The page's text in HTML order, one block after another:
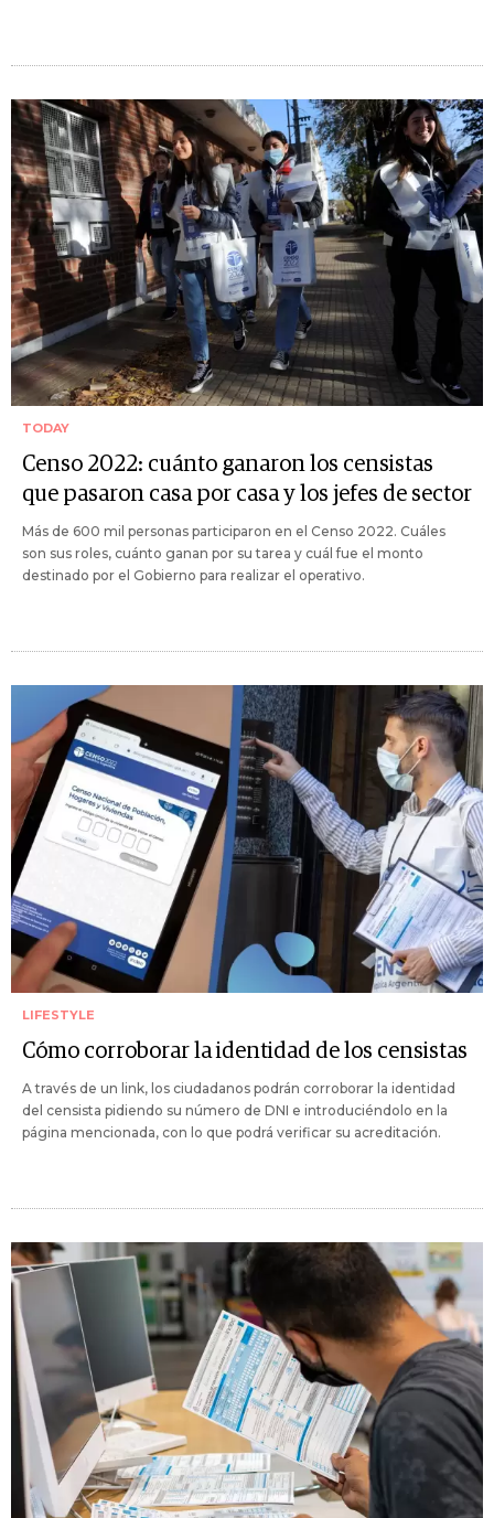
TODAY
Censo 2022: cuánto ganaron los censistas
que pasaron casa por casa y los jefes de sector
Más de 600 mil personas participaron en el Censo 2022. Cuáles
son sus roles, cuánto ganan por su tarea y cuál fue el monto
destinado por el Gobierno para realizar el operativo.
LIFESTYLE
Cómo corroborar la identidad de los censistas
A través de un link, los ciudadanos podrán corroborar la identidad
del censista pidiendo su número de DNI e introduciéndolo en la
página mencionada, con lo que podrá verificar su acreditación.